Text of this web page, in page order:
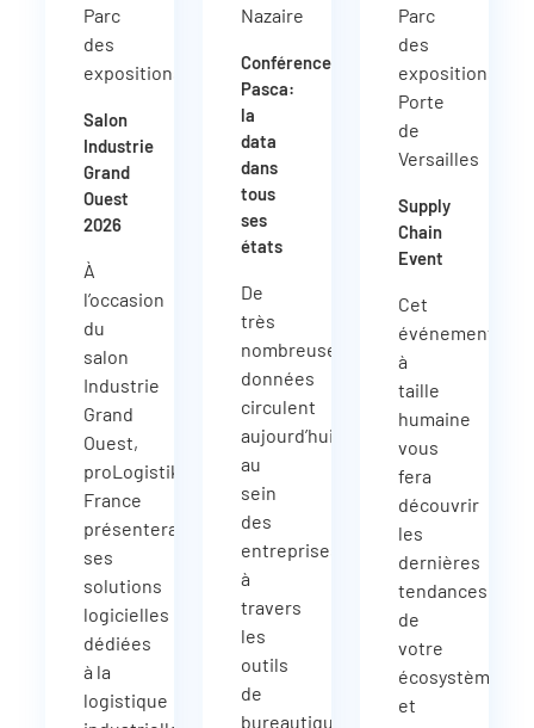
Parc
des
expositions
Salon
Industrie
Grand
Ouest
2026
À
l’occasion
du
salon
Industrie
Grand
Ouest,
proLogistik
France
présentera
ses
solutions
logicielles
dédiées
à la
logistique
Nazaire
Conférence
Pasca:
la
data
dans
tous
ses
états
De
très
nombreuses
données
circulent
aujourd’hui
au
sein
des
entreprises
à
travers
les
outils
de
bureautique,
Parc
des
expositions
Porte
de
Versailles
Supply
Chain
Event
Cet
événement
à
taille
humaine
vous
fera
découvrir
les
dernières
tendances
de
votre
écosystème
et